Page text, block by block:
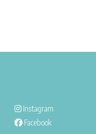
Instagram
Facebook